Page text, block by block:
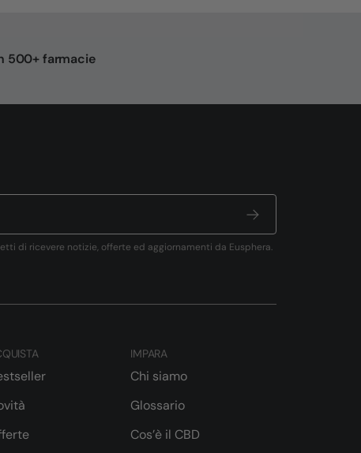
500+ farmacie
di ricevere notizie, offerte ed aggiornamenti da Eusphera.
IMPARA
Chi siamo
Glossario
Cos’è il CBD